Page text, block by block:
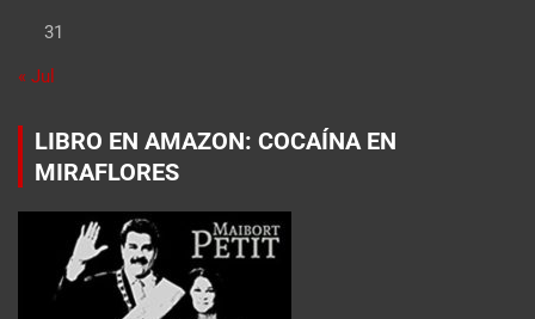
31
« Jul
LIBRO EN AMAZON: COCAÍNA EN
MIRAFLORES